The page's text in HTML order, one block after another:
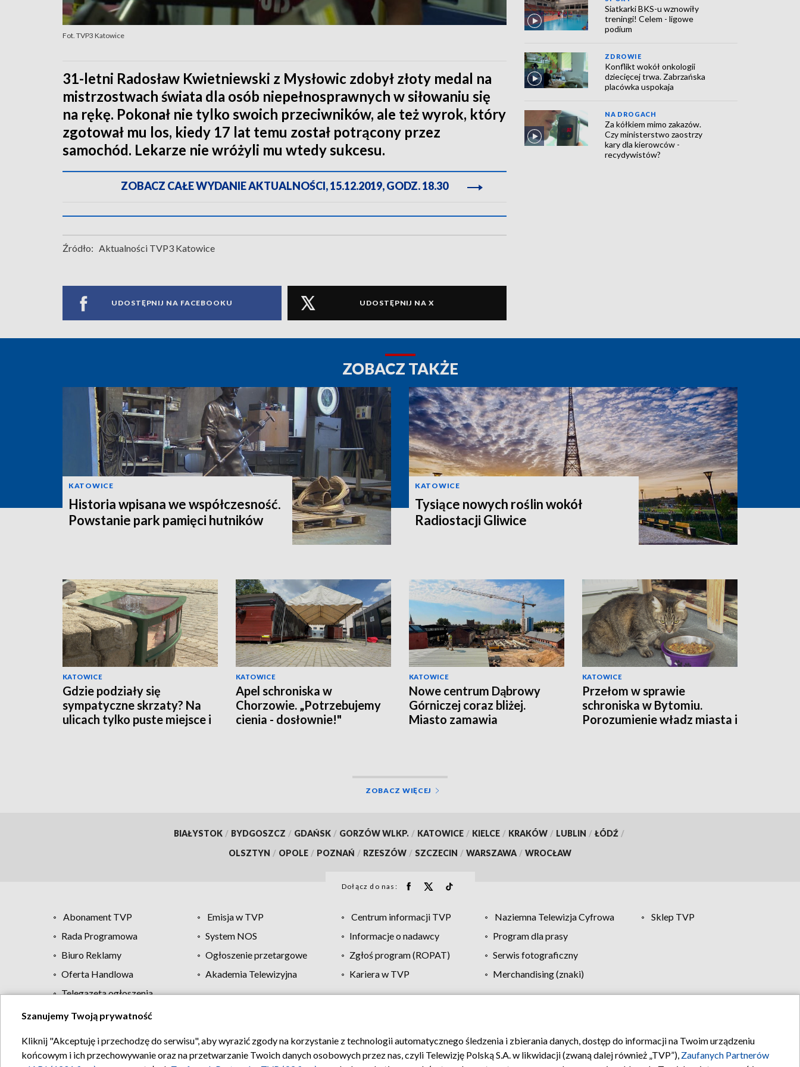
Fot. TVP3 Katowice
31-letni Radosław Kwietniewski z Mysłowic zdobył złoty medal na
mistrzostwach świata dla osób niepełnosprawnych w siłowaniu się
na rękę. Pokonał nie tylko swoich przeciwników, ale też wyrok, który
zgotował mu los, kiedy 17 lat temu został potrącony przez
samochód. Lekarze nie wróżyli mu wtedy sukcesu.
ZOBACZ CAŁE WYDANIE AKTUALNOŚCI, 15.12.2019, GODZ. 18.30
Źródło: Aktualności TVP3 Katowice
UDOSTĘPNIJ NA FACEBOOKU UDOSTĘPNIJ NA X
Siatkarki BKS-u wznowiły
treningi! Celem - ligowe
podium
ZDROWIE
Konflikt wokół onkologii
dziecięcej trwa. Zabrzańska
placówka uspokaja
NA DROGACH
Za kółkiem mimo zakazów.
Czy ministerstwo zaostrzy
kary dla kierowców -
recydywistów?
ZOBACZ TAKŻE
KATOWICE
Historia wpisana we współczesność.
Powstanie park pamięci hutników
KATOWICE
Tysiące nowych roślin wokół
Radiostacji Gliwice
KATOWICE
Gdzie podziały się
sympatyczne skrzaty? Na
ulicach tylko puste miejsce i
KATOWICE
Apel schroniska w
Chorzowie. „Potrzebujemy
cienia - dosłownie!"
KATOWICE
Nowe centrum Dąbrowy
Górniczej coraz bliżej.
Miasto zamawia
KATOWICE
Przełom w sprawie
schroniska w Bytomiu.
Porozumienie władz miasta i
ZOBACZ WIĘCEJ
BIAŁYSTOK / BYDGOSZCZ / GDAŃSK / GORZÓW WLKP. / KATOWICE / KIELCE / KRAKÓW / LUBLIN / ŁÓDŹ /
OLSZTYN / OPOLE / POZNAŃ / RZESZÓW / SZCZECIN / WARSZAWA / WROCŁAW
Dołącz do nas:
Abonament TVP Emisja w TVP Centrum informacji TVP Naziemna Telewizja Cyfrowa
Sklep TVP
Rada Programowa
System NOS Informacje o nadawcy
Program dla prasy
Biuro Reklamy
Ogłoszenie przetargowe Zgłoś program (ROPAT)
Serwis fotograficzny
Oferta Handlowa
Akademia Telewizyjna Kariera w TVP
Merchandising (znaki)
Telegazeta ogłoszenia
Regulamin TVP Polityka prywatności Moje zgody Pomoc Biuro reklamy Kontakt
Szanujemy Twoją prywatność
Kliknij "Akceptuję i przechodzę do serwisu", aby wyrazić zgody na korzystanie z technologii automatycznego śledzenia i zbierania danych, dostęp do informacji na Twoim urządzeniu
końcowym i ich przechowywanie oraz na przetwarzanie Twoich danych osobowych przez nas, czyli Telewizję Polską S.A. w likwidacji (zwaną dalej również „TVP”), Zaufanych Partnerów